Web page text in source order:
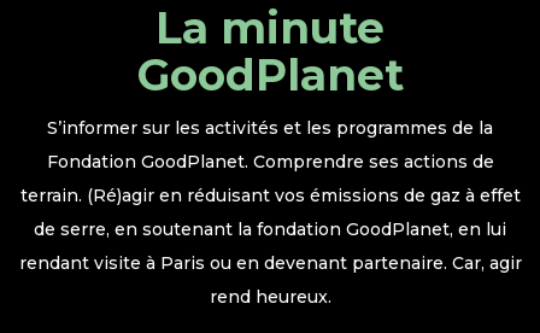
La minute
GoodPlanet
S’informer sur les activités et les programmes de la
Fondation GoodPlanet. Comprendre ses actions de
terrain. (Ré)agir en réduisant vos émissions de gaz à effet
de serre, en soutenant la fondation GoodPlanet, en lui
rendant visite à Paris ou en devenant partenaire. Car, agir
rend heureux.